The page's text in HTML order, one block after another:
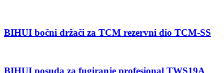
BIHUI bočni držači za TCM rezervni dio TCM-SS
BIHUI posuda za fugiranje profesional TWS19A